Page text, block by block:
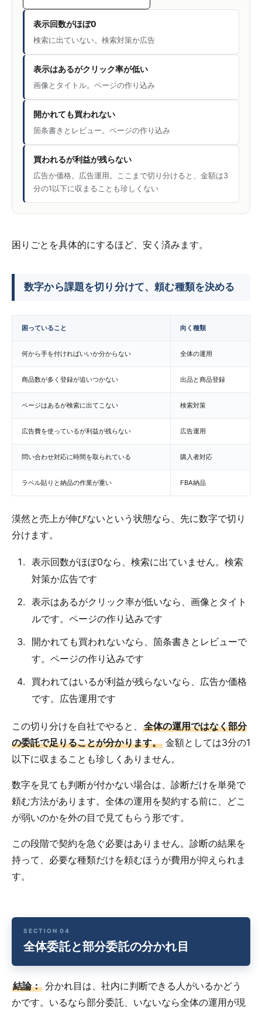
表示回数がほぼ0
検索に出ていない。検索対策か広告
表示はあるがクリック率が低い
画像とタイトル。ページの作り込み
開かれても買われない
箇条書きとレビュー。ページの作り込み
買われるが利益が残らない
広告か価格。広告運用。ここまで切り分けると、金額は3
分の1以下に収まることも珍しくない
困りごとを具体的にするほど、安く済みます。
数字から課題を切り分けて、頼む種類を決める
困っていること 向く種類
何から手を付ければいいか分からない 全体の運用
商品数が多く登録が追いつかない 出品と商品登録
ページはあるが検索に出てこない 検索対策
広告費を使っているが利益が残らない 広告運用
問い合わせ対応に時間を取られている 購入者対応
ラベル貼りと納品の作業が重い FBA納品
漠然と売上が伸びないという状態なら、先に数字で切り
分けます。
表示回数がほぼ0なら、検索に出ていません。検索
対策か広告です
表示はあるがクリック率が低いなら、画像とタイト
ルです。ページの作り込みです
開かれても買われないなら、箇条書きとレビューで
す。ページの作り込みです
買われてはいるが利益が残らないなら、広告か価格
です。広告運用です
この切り分けを自社でやると、 全体の運用ではなく部分
の委託で足りることが分かります。 金額としては3分の1
以下に収まることも珍しくありません。
数字を見ても判断が付かない場合は、診断だけを単発で
頼む方法があります。全体の運用を契約する前に、どこ
が弱いのかを外の目で見てもらう形です。
この段階で契約を急ぐ必要はありません。診断の結果を
持って、必要な種類だけを頼むほうが費用が抑えられま
す。
全体委託と部分委託の分かれ目
結論： 分かれ目は、社内に判断できる人がいるかどう
かです。いるなら部分委託、いないなら全体の運用が現